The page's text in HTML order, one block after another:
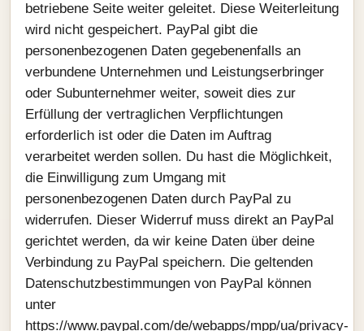
betriebene Seite weiter geleitet. Diese Weiterleitung
wird nicht gespeichert. PayPal gibt die
personenbezogenen Daten gegebenenfalls an
verbundene Unternehmen und Leistungserbringer
oder Subunternehmer weiter, soweit dies zur
Erfüllung der vertraglichen Verpflichtungen
erforderlich ist oder die Daten im Auftrag
verarbeitet werden sollen. Du hast die Möglichkeit,
die Einwilligung zum Umgang mit
personenbezogenen Daten durch PayPal zu
widerrufen. Dieser Widerruf muss direkt an PayPal
gerichtet werden, da wir keine Daten über deine
Verbindung zu PayPal speichern. Die geltenden
Datenschutzbestimmungen von PayPal können
unter
https://www.paypal.com/de/webapps/mpp/ua/privacy-